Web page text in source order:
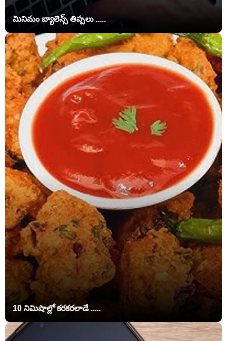
మినిమం బ్యాలెన్స్ తిప్పలు .....
10 నిమిషాల్లో కరకరలాడే .....